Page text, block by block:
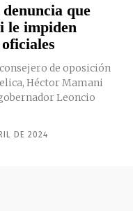
que
le impiden
de oposición
Héctor Mamani
Leoncio
DE 2024